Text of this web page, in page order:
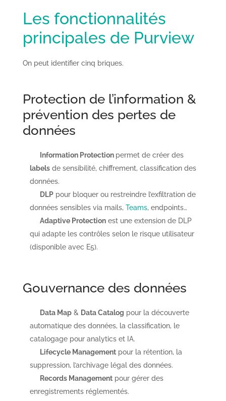
Les fonctionnalités
principales de Purview
On peut identifier cinq briques.
Protection de l’information &
prévention des pertes de
données
Information Protection permet de créer des
labelsde sensibilité, chiffrement, classification des
données.
DLPpour bloquer ou restreindre l’exfiltration de
données sensibles via mails, Teams, endpoints…
Adaptive Protectionest une extension de DLP
qui adapte les contrôles selon le risque utilisateur
(disponible avec E5).
Gouvernance des données
Data Map& Data Catalog pour la découverte
automatique des données, la classification, le
catalogage pour analytics et IA.
Lifecycle Managementpour la rétention, la
suppression, l’archivage légal des données.
Records Managementpour gérer des
enregistrements réglementés.